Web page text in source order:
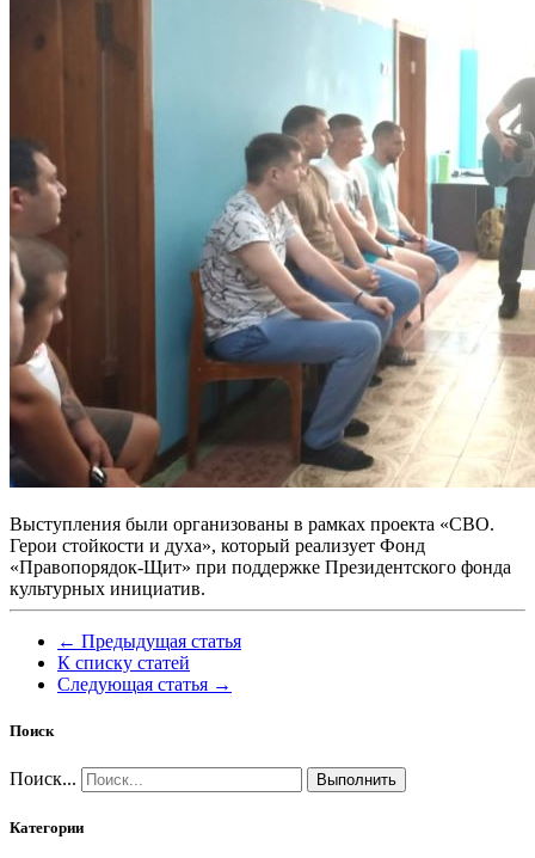
Выступления были организованы в рамках проекта «СВО.
Герои стойкости и духа», который реализует Фонд
«Правопорядок-Щит» при поддержке Президентского фонда
культурных инициатив.
← Предыдущая статья
К списку статей
Следующая статья →
Поиск
Поиск... Выполнить
Категории